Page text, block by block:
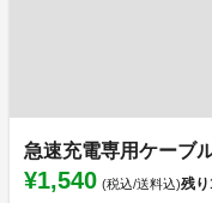
急速充電専用ケーブ
¥1,540 (税込/送料込)残り